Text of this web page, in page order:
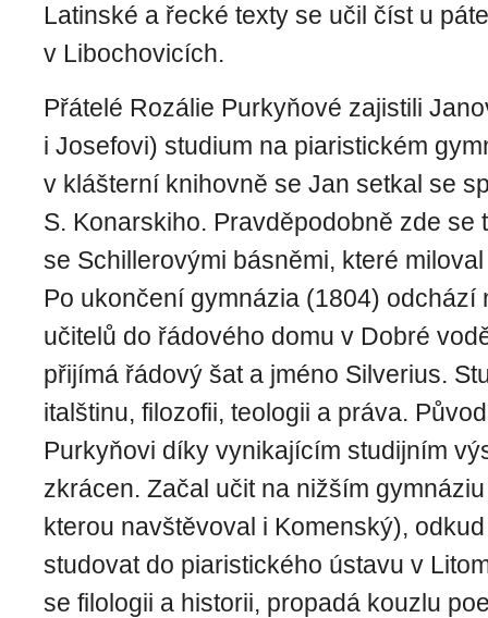
Latinské a řecké texty se učil číst u
v Libochovicích.
Přátelé Rozálie Purkyňové zajistili
i Josefovi) studium na piaristickém
v klášterní knihovně se Jan setkal se
S. Konarskiho. Pravděpodobně zde se
se Schillerovými básněmi, které
Po ukončení gymnázia (1804) odchází
učitelů do řádového domu v Dobré
přijímá řádový šat a jméno Silverius.
italštinu, filozofii, teologii a práva.
Purkyňovi díky vynikajícím studijním
zkrácen. Začal učit na nižším
kterou navštěvoval i Komenský),
studovat do piaristického ústavu v
se filologii a historii, propadá kouzlu